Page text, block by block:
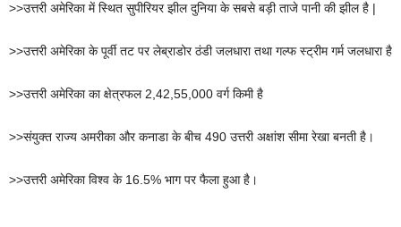
>>उत्तरी अमेरिका में स्थित सुपीरियर झील दुनिया के सबसे बड़ी ताजे पानी की झील है |
>>उत्तरी अमेरिका के पूर्वी तट पर लेब्राडोर ठंडी जलधारा तथा गल्फ स्ट्रीम गर्म जलधारा है
>>उत्तरी अमेरिका का क्षेत्रफल 2,42,55,000 वर्ग किमी है
>>संयुक्त राज्य अमरीका और कनाडा के बीच 490 उत्तरी अक्षांश सीमा रेखा बनती है।
>>उत्तरी अमेरिका विश्व के 16.5% भाग पर फैला हुआ है।